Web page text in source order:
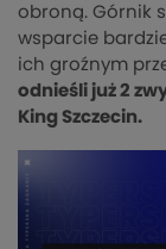
obroną. Górnik
wsparcie
ich groźnym
odnieśli już 2
King Szczecin.